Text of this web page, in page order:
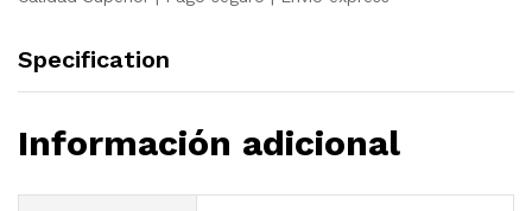
Specification
Información adicional